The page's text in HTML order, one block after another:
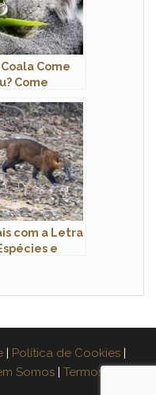
Come
Come
com a Letra
e
Política de Cookies
Somos
Termos de